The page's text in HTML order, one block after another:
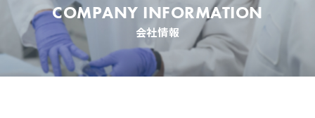
COMPANY INFORMATION
会社情報